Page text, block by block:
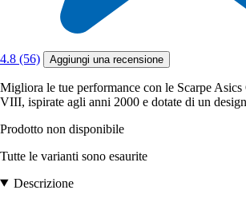
4.8 (56) Aggiungi una recensione
Migliora le tue performance con le Scarpe
VIII, ispirate agli anni 2000 e dotate di un
Prodotto non disponibile
Tutte le varianti sono esaurite
Descrizione